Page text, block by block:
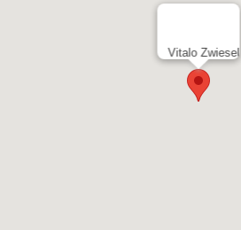
Vitalo Zwiesel